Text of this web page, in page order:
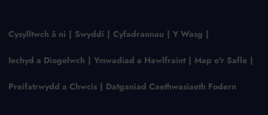
Cysylltwch â ni Swyddi Cyfadrannau Y Wasg
Iechyd a Diogelwch Ymwadiad a Hawlfraint Map o'r Safle
Preifatrwydd a Chwcis Datganiad Caethwasiaeth Fodern